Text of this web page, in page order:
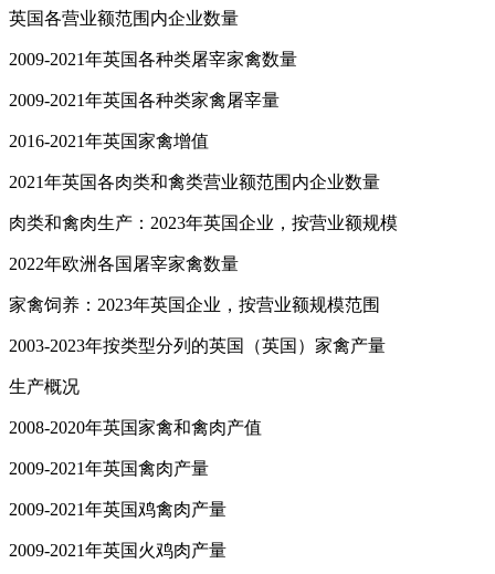
英国各营业额范围内企业数量
2009-2021年英国各种类屠宰家禽数量
2009-2021年英国各种类家禽屠宰量
2016-2021年英国家禽增值
2021年英国各肉类和禽类营业额范围内企业数量
肉类和禽肉生产：2023年英国企业，按营业额规模
2022年欧洲各国屠宰家禽数量
家禽饲养：2023年英国企业，按营业额规模范围
2003-2023年按类型分列的英国（英国）家禽产量
生产概况
2008-2020年英国家禽和禽肉产值
2009-2021年英国禽肉产量
2009-2021年英国鸡禽肉产量
2009-2021年英国火鸡肉产量